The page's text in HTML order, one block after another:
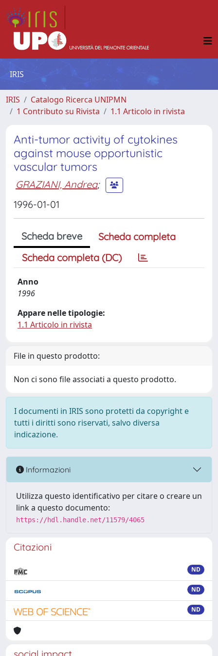
IRIS
IRIS
Catalogo Ricerca UNIPMN
1 Contributo su Rivista
1.1 Articolo in rivista
Anti-tumor activity of cytokines
against mouse opportunistic
vascular tumors
GRAZIANI, Andrea;
1996-01-01
Scheda breve
Scheda completa
Scheda completa (DC)
Anno
1996
Appare nelle tipologie:
1.1 Articolo in rivista
File in questo prodotto:
Non ci sono file associati a questo prodotto.
I documenti in IRIS sono protetti da copyright e
tutti i diritti sono riservati, salvo diversa
indicazione.
Informazioni
Utilizza questo identificativo per citare o creare un
link a questo documento:
https://hdl.handle.net/11579/4065
Citazioni
ND
ND
ND